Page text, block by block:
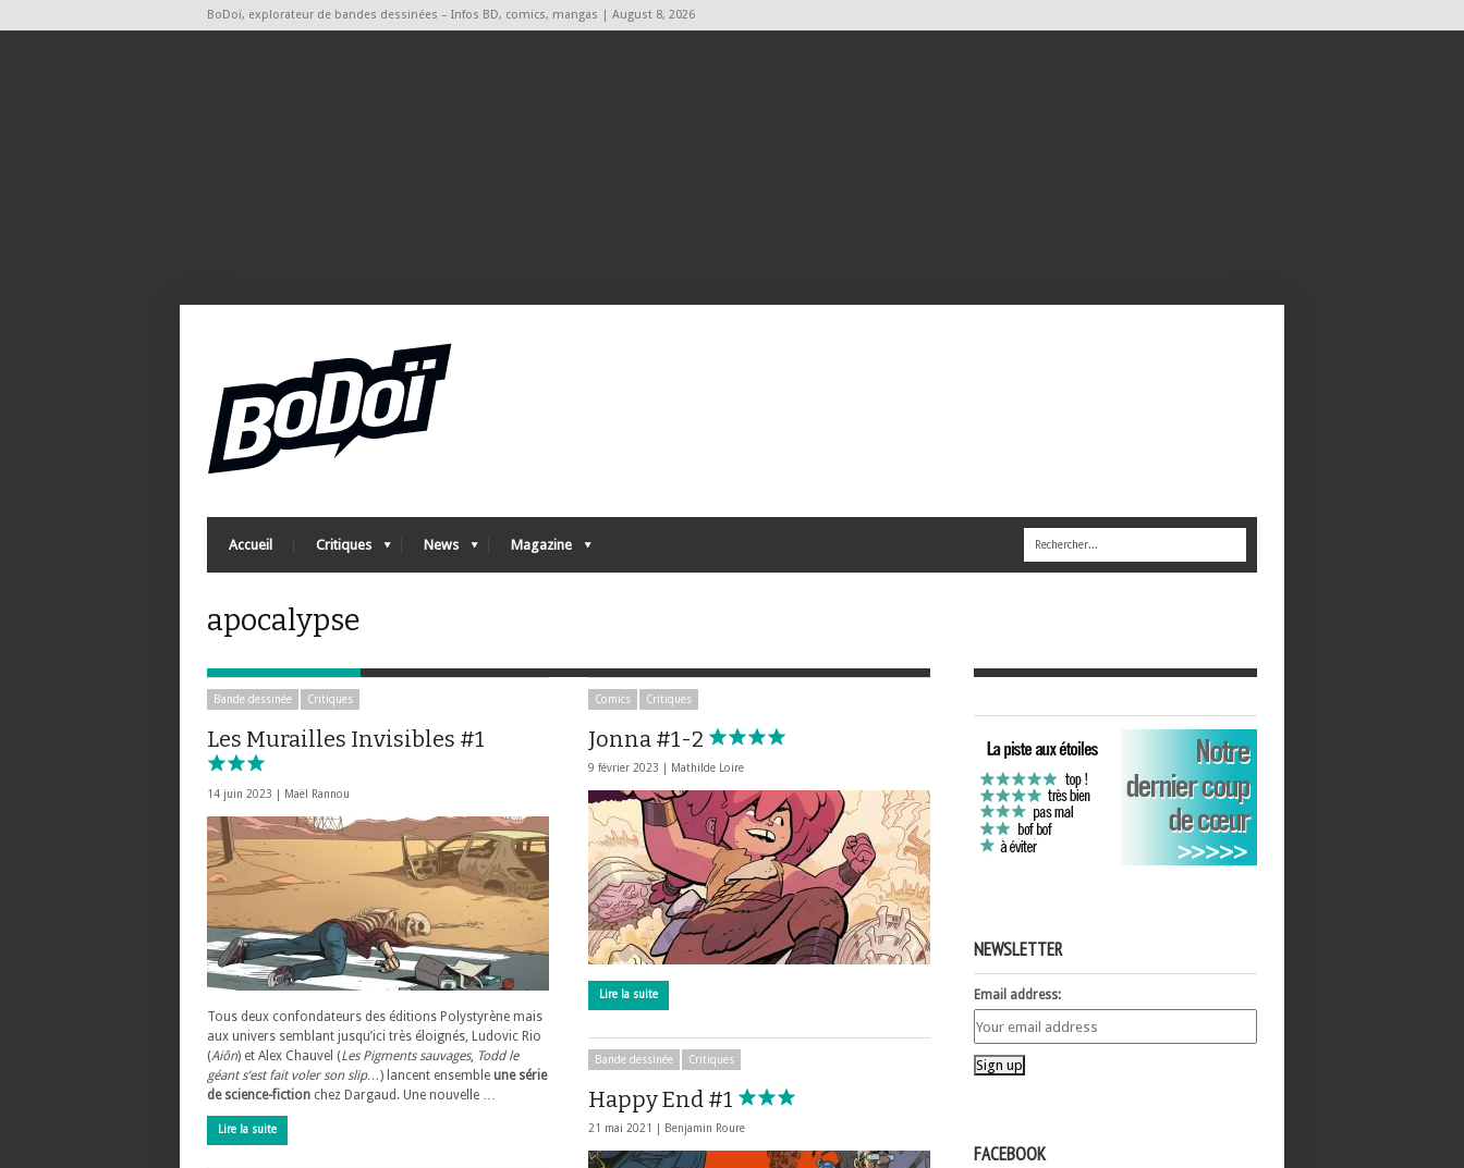
BoDoï, explorateur de bandes dessinées – Infos BD, comics, mangas | August 8, 2026
Accueil Critiques News Magazine
apocalypse
Bande dessinée Critiques
Les Murailles Invisibles #1
14 juin 2023 | Maël Rannou
Tous deux confondateurs des éditions Polystyrène mais
aux univers semblant jusqu’ici très éloignés, Ludovic Rio
(Aiôn) et Alex Chauvel (Les Pigments sauvages, Todd le
géant s’est fait voler son slip…) lancent ensemble une série
de science-fiction chez Dargaud. Une nouvelle …
Lire la suite
Comics Critiques
Jonna #1-2
9 février 2023 | Mathilde Loire
Lire la suite
Bande dessinée Critiques
Happy End #1
21 mai 2021 | Benjamin Roure
NEWSLETTER
Email address:
FACEBOOK